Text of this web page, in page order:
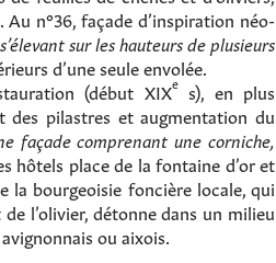
n°36, façade d’inspiration néo-
sur les hauteurs de plusieurs
d’une seule envolée.
(début XIXes), en plus
des pilastres et augmentation du
façade comprenant une corniche,
hôtels place de la fontaine d’or et
la bourgeoisie foncière locale, qui
l’olivier, détonne dans un milieu
ou aixois.